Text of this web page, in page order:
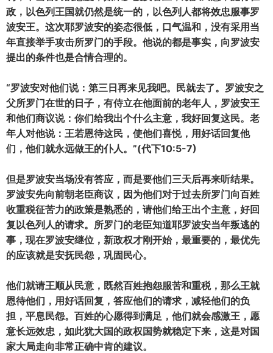
政，以色列王国就仍然是统一的，以色列人都将效忠服事罗
波安王。这次耶罗波安的姿态很低，口气温和，没有采用当
年直接举手攻击所罗门的手段。他说的都是事实，向罗波安
提出的条件也是合情合理的。
“罗波安对他们说：第三日再来见我吧。民就去了。罗波安之
父所罗门在世的日子，有侍立在他面前的老年人，罗波安王
和他们商议说：你们给我出个什么主意，我好回复这民。老
年人对他说：王若恩待这民，使他们喜悦，用好话回复他
们，他们就永远做王的仆人。”(代下10:5-7)
但是罗波安当场没有答应，而是要他们三天后再来听结果。
罗波安先向前朝老臣商议，因为他们对于过去所罗门向百姓
收重税征苦力的政策是熟悉的，请他们给王出个主意，好回
复以色列人的请求。所罗门的老臣知道耶罗波安当年叛逃的
事，现在罗波安继位，新政权才刚开始，最重要的，最优先
的应该就是安抚民怨，巩固民心。
他们就请王顺从民意，既然百姓抱怨服苦和重税，那么王就
恩待他们，用好话回复，答应他们的请求，减轻他们的负
担，平息民怨。百姓的心愿得到满足，他们就会感激王，愿
意长远效忠，如此犹大国的政权国势就稳定下来，这是对国
家大局走向非常正确中肯的建议。